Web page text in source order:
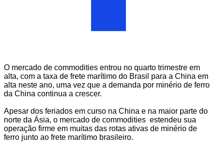
O mercado de commodities entrou no quarto trimestre em
alta, com a taxa de frete marítimo do Brasil para a China em
alta neste ano, uma vez que a demanda por minério de ferro
da China continua a crescer.
Apesar dos feriados em curso na China e na maior parte do
norte da Ásia, o mercado de commodities estendeu sua
operação firme em muitas das rotas ativas de minério de
ferro junto ao frete marítimo brasileiro.